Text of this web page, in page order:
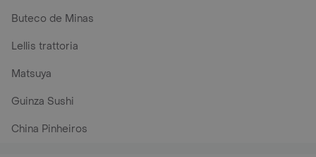
Buteco de Minas
Lellis trattoria
Matsuya
Guinza Sushi
China Pinheiros